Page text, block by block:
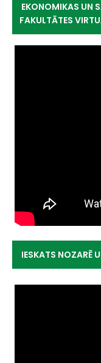
EKONOMIKAS UN
FAKULTĀTES
IESKATS NOZARĒ